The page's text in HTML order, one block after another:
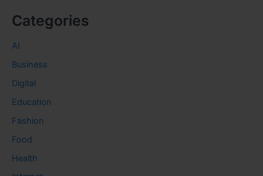
Categories
AI
Business
Digital
Education
Fashion
Food
Health